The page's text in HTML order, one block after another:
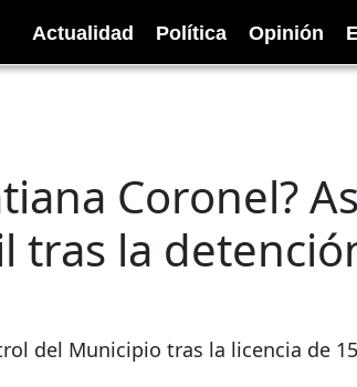
Actualidad Política Opinión
Coronel?
tras la
del Municipio tras la licencia de